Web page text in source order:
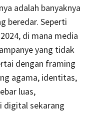
adalah banyaknya
beredar. Seperti
di mana media
yang tidak
dengan framing
agama, identitas,
luas,
digital sekarang